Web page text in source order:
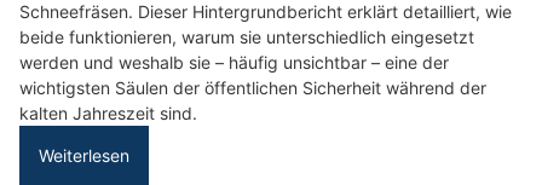
Schneefräsen. Dieser Hintergrundbericht erklärt detailliert, wie
beide funktionieren, warum sie unterschiedlich eingesetzt
werden und weshalb sie – häufig unsichtbar – eine der
wichtigsten Säulen der öffentlichen Sicherheit während der
kalten Jahreszeit sind.
Weiterlesen